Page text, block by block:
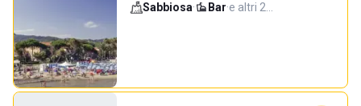
Sabbiosa· Bar·e altri 2…